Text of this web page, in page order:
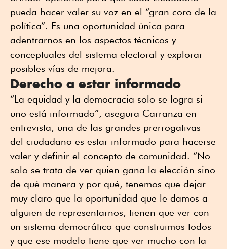
pueda hacer valer su voz en el “gran coro de la
política”. Es una oportunidad única para
adentrarnos en los aspectos técnicos y
conceptuales del sistema electoral y explorar
posibles vías de mejora.
Derecho a estar informado
“La equidad y la democracia solo se logra si
uno está informado”, asegura Carranza en
entrevista, una de las grandes prerrogativas
del ciudadano es estar informado para hacerse
valer y definir el concepto de comunidad. “No
solo se trata de ver quien gana la elección sino
de qué manera y por qué, tenemos que dejar
muy claro que la oportunidad que le damos a
alguien de representarnos, tienen que ver con
un sistema democrático que construimos todos
y que ese modelo tiene que ver mucho con la